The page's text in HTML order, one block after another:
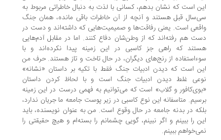
است که نشان‌ بدهم، کسانی با لذت به دنبال خاطراتی مربوط به
قبل هستند و آنچه از آن خاطرات باقی مانده، همان جنگ
‌است. یعنی رفاقت‌ها و صمیمیت‌هایی که داشته‌اند و دست در
هم رفته‌اند که از وطن‌شان دفاع کنند. اما در مقابل آدم‌هایی
که راهی جز کاسبی در این زمینه پیدا نکرده‌اند و با
از رنج‌های دیگران، در حال تاخت و تاز هستند. حرف من
است که دیدن ادبیات جنگ فقط با تکیه بر داستان «نشانه»
غلط ‌دیدن ادبیات جنگ است و با لحاظ کردن داستان
و گلاب» است که می‌توانیم به فهمی درست در این زمینه
متاسفانه این نوع کاسبی در زیر پوست جامعه ما جریان ندارد،
در بدنه جامعه در حال وقوع است. من به عنوان نویسنده، باید
را ببینم و اگر نبینم، گویی چشمانم را بسته‌ام و هیچ حقیقتی را
ببینم.